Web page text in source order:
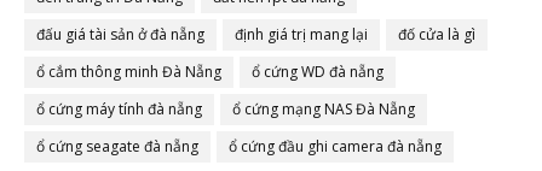
đấu giá tài sản ở đà nẵng
định giá trị mang lại
đố cửa là gì
ổ cắm thông minh Đà Nẵng
ổ cứng WD đà nẵng
ổ cứng máy tính đà nẵng
ổ cứng mạng NAS Đà Nẵng
ổ cứng seagate đà nẵng
ổ cứng đầu ghi camera đà nẵng